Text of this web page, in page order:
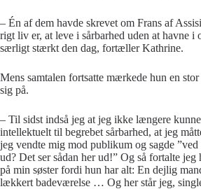
– Én af dem havde skrevet om Frans af
rigt liv er, at leve i sårbarhed uden at havne i
særligt stærkt den dag, fortæller Kathrine.
Mens samtalen fortsatte mærkede hun en
sig på.
– Til sidst indså jeg at jeg ikke længere
intellektuelt til begrebet sårbarhed, at jeg
jeg vendte mig mod publikum og sagde ”ved
ud? Det ser sådan her ud!” Og så fortalte
på min søster fordi hun har alt: En dejlig
lækkert badeværelse … Og her står jeg,